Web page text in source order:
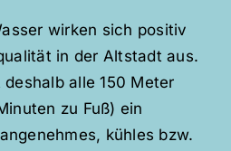
wirken sich positiv
in der Altstadt aus.
alle 150 Meter
zu Fuß) ein
kühles bzw.